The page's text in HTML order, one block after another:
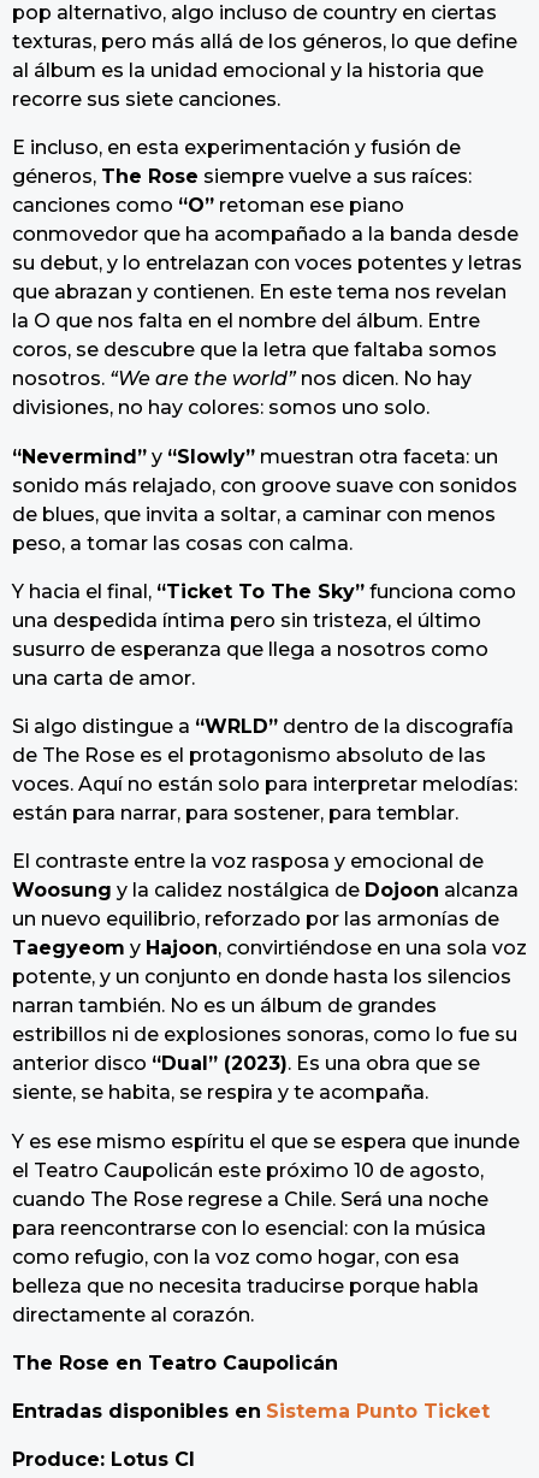
pop alternativo, algo incluso de country en ciertas
texturas, pero más allá de los géneros, lo que define
al álbum es la unidad emocional y la historia que
recorre sus siete canciones.
E incluso, en esta experimentación y fusión de
géneros, The Rose siempre vuelve a sus raíces:
canciones como “O” retoman ese piano
conmovedor que ha acompañado a la banda desde
su debut, y lo entrelazan con voces potentes y letras
que abrazan y contienen. En este tema nos revelan
la O que nos falta en el nombre del álbum. Entre
coros, se descubre que la letra que faltaba somos
nosotros. “We are the world”nos dicen. No hay
divisiones, no hay colores: somos uno solo.
“Nevermind” y “Slowly” muestran otra faceta: un
sonido más relajado, con groove suave con sonidos
de blues, que invita a soltar, a caminar con menos
peso, a tomar las cosas con calma.
Y hacia el final, “Ticket To The Sky” funciona como
una despedida íntima pero sin tristeza, el último
susurro de esperanza que llega a nosotros como
una carta de amor.
Si algo distingue a “WRLD” dentro de la discografía
de The Rose es el protagonismo absoluto de las
voces. Aquí no están solo para interpretar melodías:
están para narrar, para sostener, para temblar.
El contraste entre la voz rasposa y emocional de
Woosung y la calidez nostálgica de Dojoon alcanza
un nuevo equilibrio, reforzado por las armonías de
Taegyeom y Hajoon, convirtiéndose en una sola voz
potente, y un conjunto en donde hasta los silencios
narran también. No es un álbum de grandes
estribillos ni de explosiones sonoras, como lo fue su
anterior disco “Dual” (2023). Es una obra que se
siente, se habita, se respira y te acompaña.
Y es ese mismo espíritu el que se espera que inunde
el Teatro Caupolicán este próximo 10 de agosto,
cuando The Rose regrese a Chile. Será una noche
para reencontrarse con lo esencial: con la música
como refugio, con la voz como hogar, con esa
belleza que no necesita traducirse porque habla
directamente al corazón.
The Rose en Teatro Caupolicán
Entradas disponibles en Sistema Punto Ticket
Produce: Lotus Cl